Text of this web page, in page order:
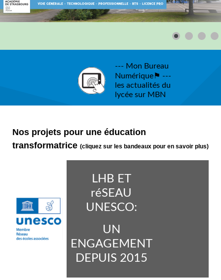
--- Mon Bureau
Numérique⚑ ---
les actualités du
lycée sur MBN
Nos projets pour une éducation
transformatrice (cliquez sur les bandeaux pour en savoir plus)
LHB ET
réSEAU
UNESCO:
UN
ENGAGEMENT
DEPUIS 2015